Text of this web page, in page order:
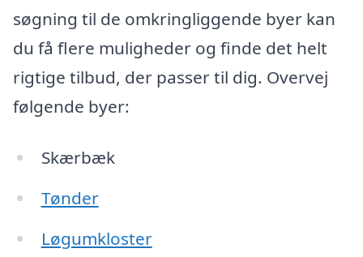
søgning til de omkringliggende byer kan
du få flere muligheder og finde det helt
rigtige tilbud, der passer til dig. Overvej
følgende byer:
Skærbæk
Tønder
Løgumkloster